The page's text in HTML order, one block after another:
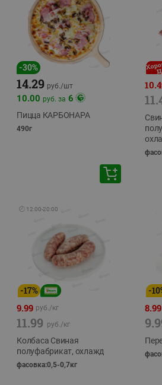
-30%
14.29 руб./шт
10.00 руб. за 6
Пицца КАРБОНАРА
490г
🕘 12:00-20:00
-17%
9.99 руб./кг
11.99 руб./кг
Колбаса Свиная
полуфабрикат, охлажд
фасовка:0,5-0,7кг
-10
8.99